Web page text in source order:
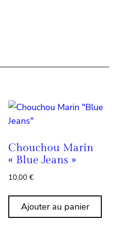
Chouchou Marin
« Blue Jeans »
10,00€
Ajouter au panier